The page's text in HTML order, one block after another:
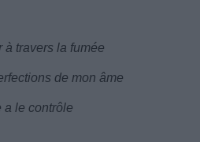
à travers la fumée
de mon âme
a le contrôle